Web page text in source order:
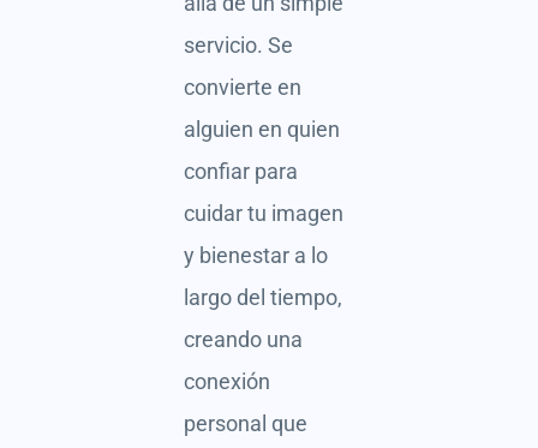
servicio. Se
convierte en
alguien en quien
confiar para
cuidar tu imagen
y bienestar a lo
largo del tiempo,
creando una
conexión
personal que